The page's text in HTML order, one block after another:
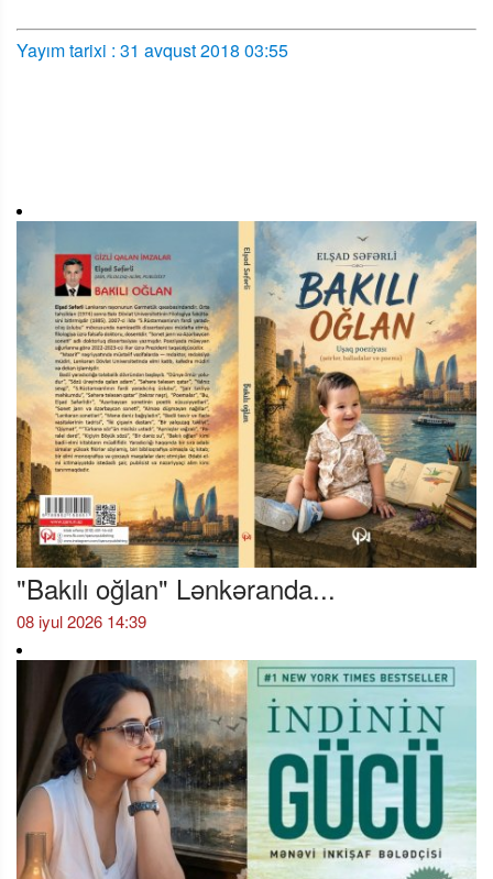
Yayım tarixi : 31 avqust 2018 03:55
"Bakılı oğlan" Lənkəranda...
08 iyul 2026 14:39